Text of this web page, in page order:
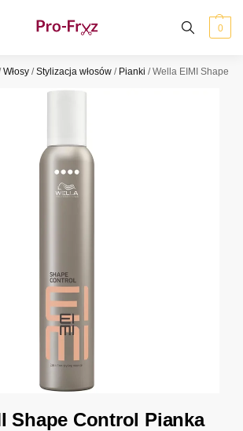
0
Włosy /Stylizacja włosów / Pianki /Wella EIMI Shape
Shape Control Pianka